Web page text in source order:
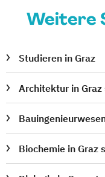
Supply Chain
Weitere
Studieren in Graz
Architektur in
Biochemie in Graz